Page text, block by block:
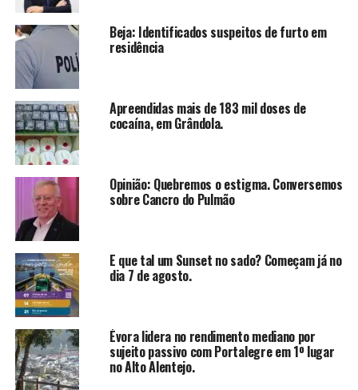
Beja: Identificados suspeitos de furto em
residência
Apreendidas mais de 183 mil doses de
cocaína, em Grândola.
Opinião: Quebremos o estigma. Conversemos
sobre Cancro do Pulmão
E que tal um Sunset no sado? Começam já no
dia 7 de agosto.
Évora lidera no rendimento mediano por
sujeito passivo com Portalegre em 1º lugar
no Alto Alentejo.